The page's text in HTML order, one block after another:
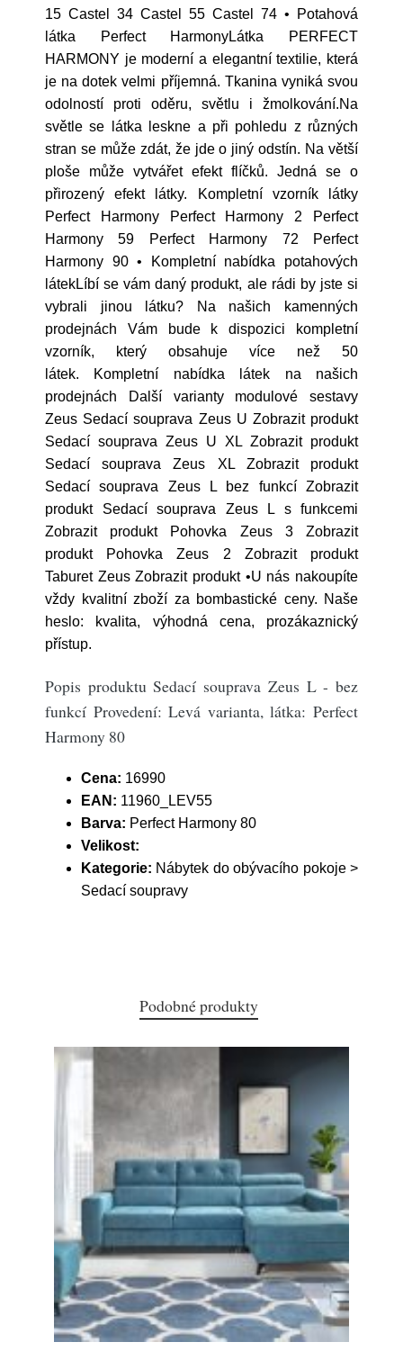
15 Castel 34 Castel 55 Castel 74 • Potahová
látka Perfect HarmonyLátka PERFECT
HARMONY je moderní a elegantní textilie, která
je na dotek velmi příjemná. Tkanina vyniká svou
odolností proti oděru, světlu i žmolkování.Na
světle se látka leskne a při pohledu z různých
stran se může zdát, že jde o jiný odstín. Na větší
ploše může vytvářet efekt flíčků. Jedná se o
přirozený efekt látky. Kompletní vzorník látky
Perfect Harmony Perfect Harmony 2 Perfect
Harmony 59 Perfect Harmony 72 Perfect
Harmony 90 • Kompletní nabídka potahových
látekLíbí se vám daný produkt, ale rádi by jste si
vybrali jinou látku? Na našich kamenných
prodejnách Vám bude k dispozici kompletní
vzorník, který obsahuje více než 50
látek. Kompletní nabídka látek na našich
prodejnách Další varianty modulové sestavy
Zeus Sedací souprava Zeus U Zobrazit produkt
Sedací souprava Zeus U XL Zobrazit produkt
Sedací souprava Zeus XL Zobrazit produkt
Sedací souprava Zeus L bez funkcí Zobrazit
produkt Sedací souprava Zeus L s funkcemi
Zobrazit produkt Pohovka Zeus 3 Zobrazit
produkt Pohovka Zeus 2 Zobrazit produkt
Taburet Zeus Zobrazit produkt •U nás nakoupíte
vždy kvalitní zboží za bombastické ceny. Naše
heslo: kvalita, výhodná cena, prozákaznický
přístup.
Popis produktu Sedací souprava Zeus L - bez
funkcí Provedení: Levá varianta, látka: Perfect
Harmony 80
Cena: 16990
EAN: 11960_LEV55
Barva: Perfect Harmony 80
Velikost:
Kategorie: Nábytek do obývacího pokoje >
Sedací soupravy
Podobné produkty